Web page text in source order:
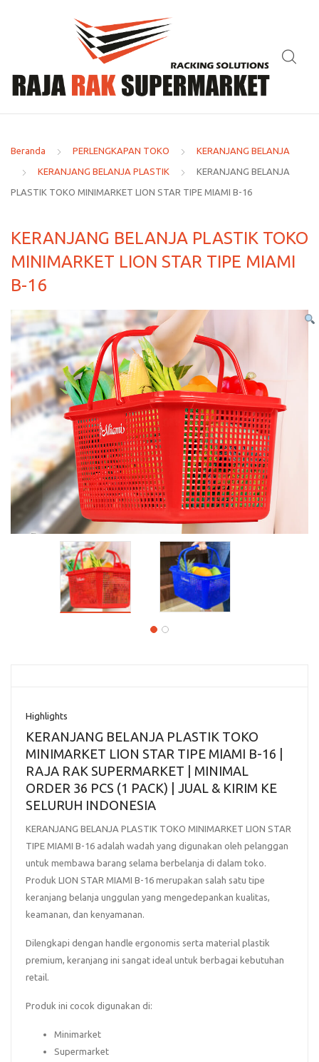
Beranda PERLENGKAPAN TOKO KERANJANG BELANJA
KERANJANG BELANJA PLASTIK KERANJANG BELANJA
PLASTIK TOKO MINIMARKET LION STAR TIPE MIAMI B-16
KERANJANG BELANJA PLASTIK TOKO
MINIMARKET LION STAR TIPE MIAMI
B-16
Highlights
KERANJANG BELANJA PLASTIK TOKO
MINIMARKET LION STAR TIPE MIAMI B-16 |
RAJA RAK SUPERMARKET | MINIMAL
ORDER 36 PCS (1 PACK) | JUAL & KIRIM KE
SELURUH INDONESIA
KERANJANG BELANJA PLASTIK TOKO MINIMARKET LION STAR
TIPE MIAMI B-16 adalah wadah yang digunakan oleh pelanggan
untuk membawa barang selama berbelanja di dalam toko.
Produk LION STAR MIAMI B-16 merupakan salah satu tipe
keranjang belanja unggulan yang mengedepankan kualitas,
keamanan, dan kenyamanan.
Dilengkapi dengan handle ergonomis serta material plastik
premium, keranjang ini sangat ideal untuk berbagai kebutuhan
retail.
Produk ini cocok digunakan di:
Minimarket
Supermarket